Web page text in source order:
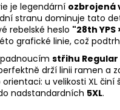
je legendární ozbrojená
stranu dominuje tato
rebelské heslo "28th YPS
grafické linie, což
střihu Regular
drží linii ramen a
u velikosti XL
nadstandardních 5XL.